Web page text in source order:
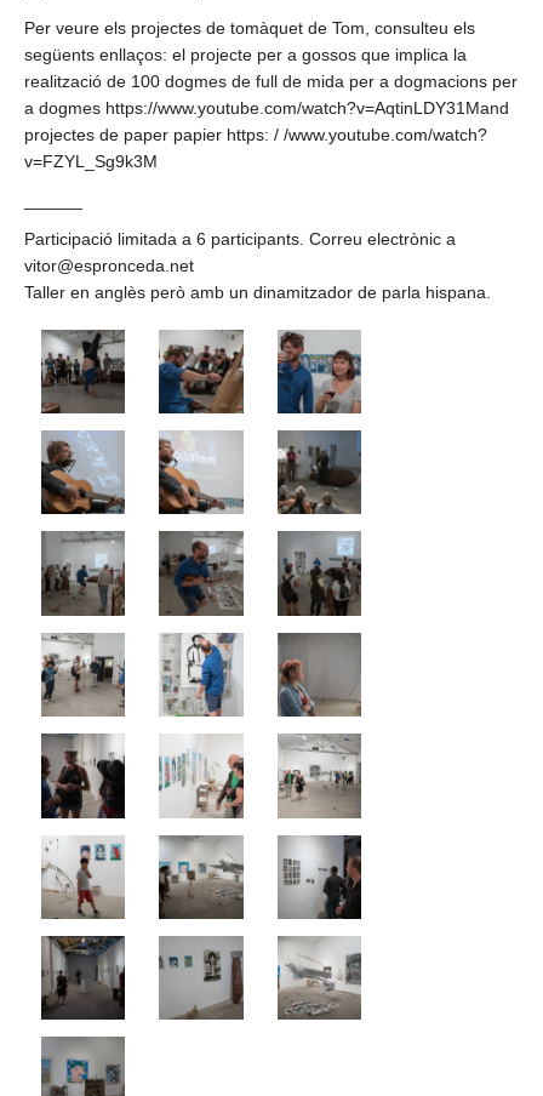
Per veure els projectes de tomàquet de Tom, consulteu els
següents enllaços: el projecte per a gossos que implica la
realització de 100 dogmes de full de mida per a dogmacions per
a dogmes https://www.youtube.com/watch?v=AqtinLDY31Mand
projectes de paper papier https: / /www.youtube.com/watch?
v=FZYL_Sg9k3M
Participació limitada a 6 participants. Correu electrònic a
vitor@espronceda.net
Taller en anglès però amb un dinamitzador de parla hispana.